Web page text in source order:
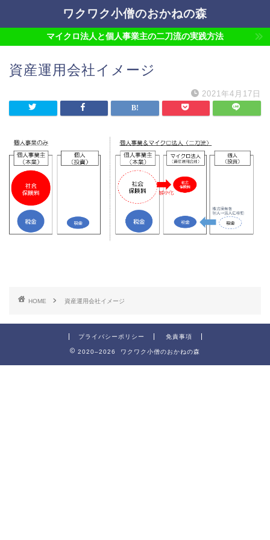
ワクワク小僧のおかねの森
マイクロ法人と個人事業主の二刀流の実践方法
資産運用会社イメージ
2021年4月17日
HOME 資産運用会社イメージ
プライバシーポリシー 免責事項
2020–2026 ワクワク小僧のおかねの森